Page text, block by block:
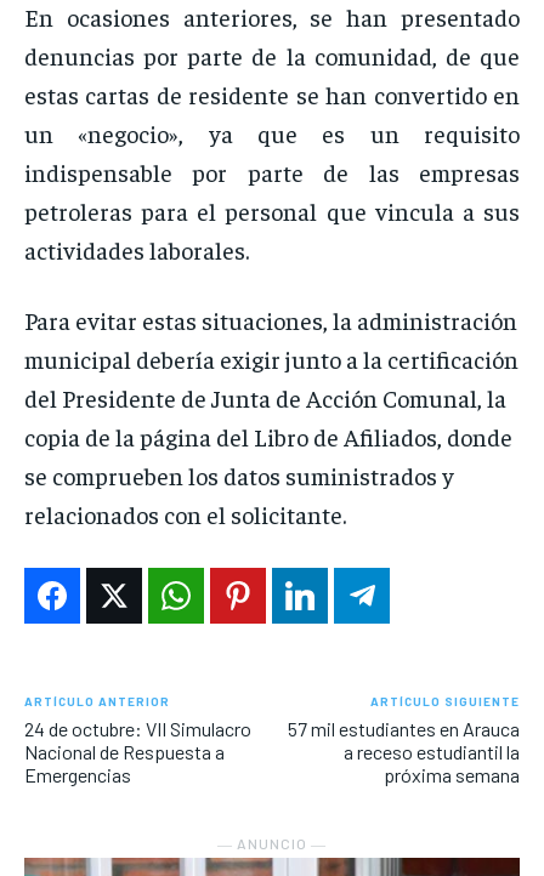
En ocasiones anteriores, se han presentado
denuncias por parte de la comunidad, de que
estas cartas de residente se han convertido en
un «negocio», ya que es un requisito
indispensable por parte de las empresas
petroleras para el personal que vincula a sus
actividades laborales.
Para evitar estas situaciones, la administración
municipal debería exigir junto a la certificación
del Presidente de Junta de Acción Comunal, la
copia de la página del Libro de Afiliados, donde
se comprueben los datos suministrados y
relacionados con el solicitante.
ARTÍCULO ANTERIOR
24 de octubre: VII Simulacro
Nacional de Respuesta a
Emergencias
ARTÍCULO SIGUIENTE
57 mil estudiantes en Arauca
a receso estudiantil la
próxima semana
― ANUNCIO ―